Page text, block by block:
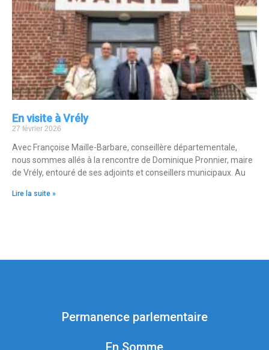
En visite à Vrély
27 février 2026
Avec Françoise Maille-Barbare, conseillère départementale,
nous sommes allés à la rencontre de Dominique Pronnier, maire
de Vrély, entouré de ses adjoints et conseillers municipaux. Au
Lire la suite »
Permanence parlementaire
En Somme